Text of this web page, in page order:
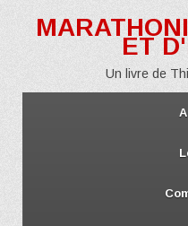
ET
Un livre de